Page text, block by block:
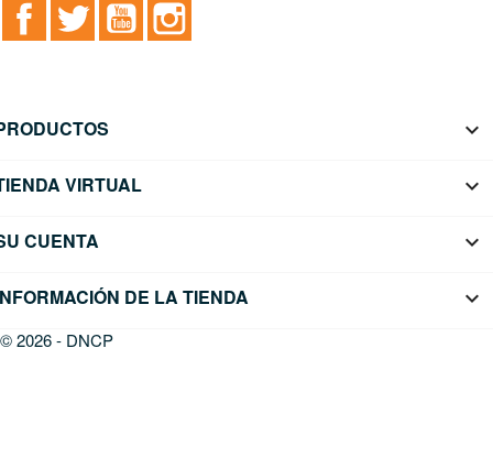
FacebookTwitter YouTube

VIRTUAL 
CUENTA 
DE LA TIENDA keyboard_arrow_down
© 2026 - DNCP